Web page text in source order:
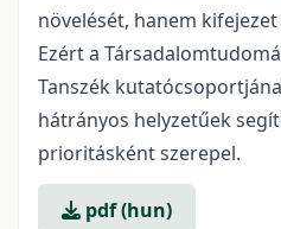
növelését, hanem
Ezért a
Tanszék
hátrányos helyzetűek
prioritásként szerepel.
pdf (hun)